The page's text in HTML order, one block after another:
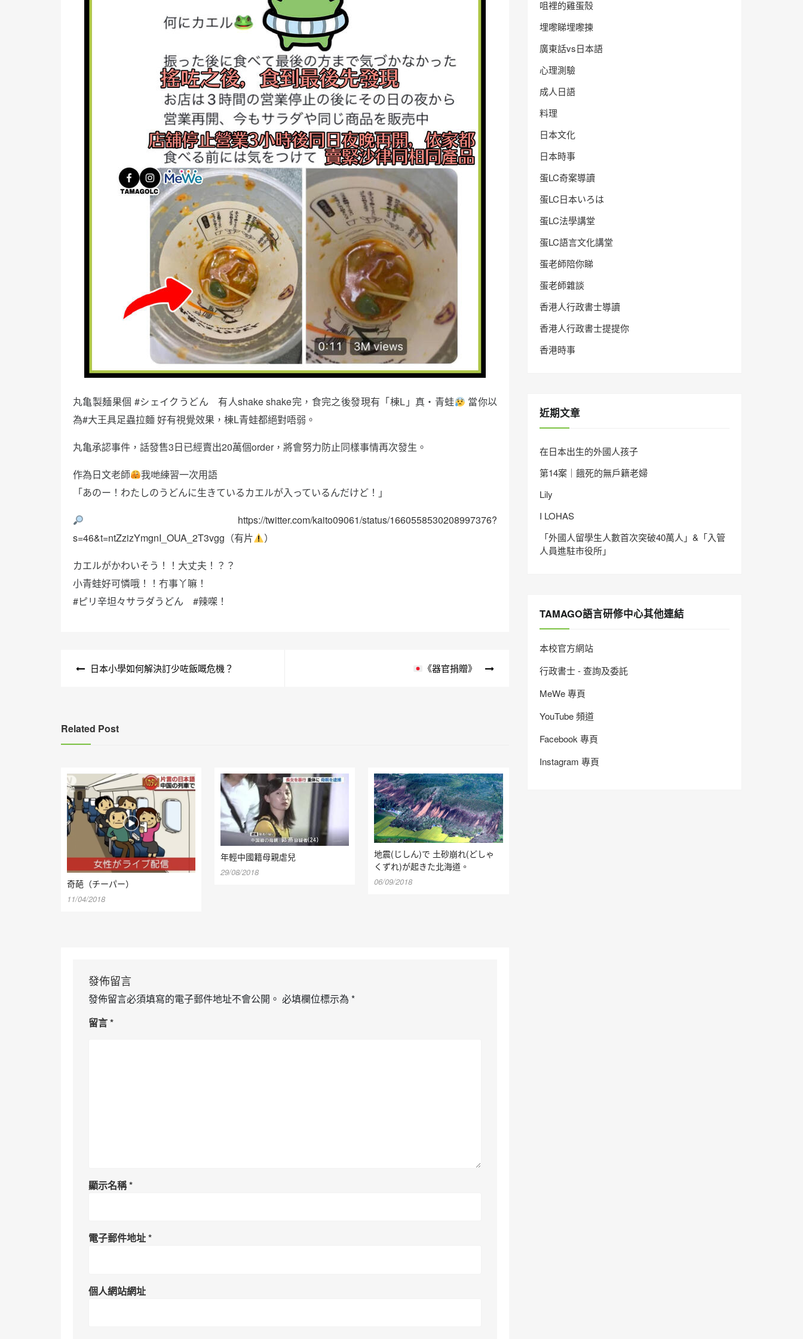
丸亀製麺果個 #シェイクうどん 有人shake shake完，食完之後發現有「棟L」真・青蛙
當你以
為#大王具足蟲拉麵 好有視覺效果，棟L青蛙都絕對唔弱。
丸亀承認事件，話發售3日已經賣出20萬個order，將會努力防止同樣事情再次發生。
作為日文老師
我哋練習一次用語
「あのー！わたしのうどんに生きているカエルが入っているんだけど！」
https://twitter.com/kaito09061/status/1660558530208997376?
s=46&t=ntZzizYmgnI_OUA_2T3vgg （有片
）
カエルがかわいそう！！大丈夫！？？
小青蛙好可憐哦！！冇事丫嘛！
#ピリ辛坦々サラダうどん #辣㗎！
日本小學如何解決訂少咗飯嘅危機？ 《器官捐贈》
Related Post
奇葩（チーパー）
11/04/2018
年輕中國籍母親虐兒
29/08/2018
地震(じしん)で 土砂崩れ(どしゃ
くずれ)が起きた北海道。
06/09/2018
發佈留言
發佈留言必須填寫的電子郵件地址不會公開。 必填欄位標示為 *
留言*
顯示名稱*
電子郵件地址*
個人網站網址
咀裡的雞蛋殼
埋嚟睇埋嚟揀
廣東話vs日本語
心理測驗
成人日語
料理
日本文化
日本時事
蛋LC奇案導讀
蛋LC日本いろは
蛋LC法學講堂
蛋LC語言文化講堂
蛋老師陪你睇
蛋老師雜談
香港人行政書士導讀
香港人行政書士提提你
香港時事
近期文章
在日本出生的外國人孩子
第14案｜餓死的無戶籍老婦
Lily
I LOHAS
「外國人留學生人數首次突破40萬人」&「入管
人員進駐市役所」
TAMAGO語言研修中心其他連結
本校官方網站
行政書士 - 查詢及委託
MeWe 專頁
YouTube 頻道
Facebook 專頁
Instagram 專頁